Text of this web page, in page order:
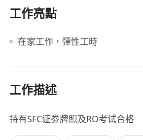
工作亮點
在家工作，彈性工時
工作描述
持有SFC证劵牌照及RO考试合格